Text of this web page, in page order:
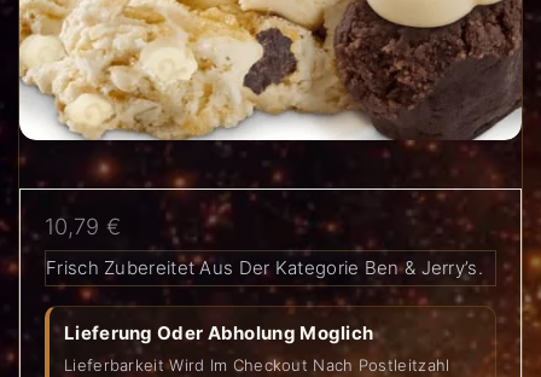
10,79 €
Frisch Zubereitet Aus Der Kategorie Ben & Jerry’s.
Lieferung Oder Abholung Moglich
Lieferbarkeit Wird Im Checkout Nach Postleitzahl